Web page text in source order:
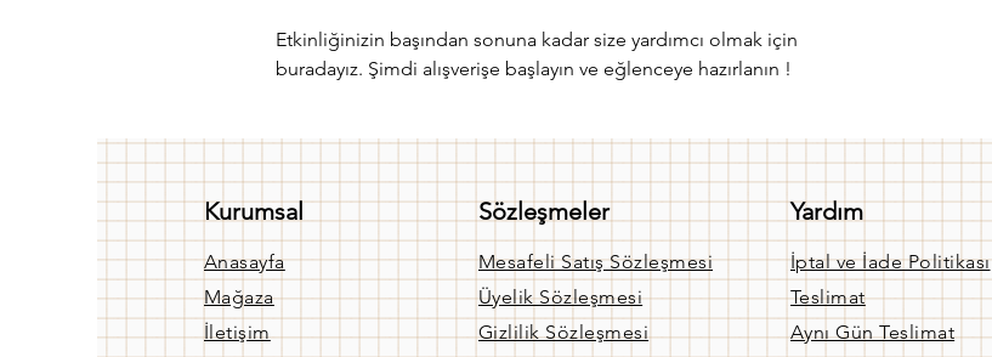
Etkinliğinizin başından sonuna kadar size yardımcı olmak için
buradayız. Şimdi alışverişe başlayın ve eğlenceye hazırlanın !
Kurumsal Sözleşmeler Yardım
Anasayfa
Mağaza
İletişim
İptal ve İade Politikası
Teslimat
Aynı Gün Teslimat
Mesafeli Satış Sözleşmesi
Üyelik Sözleşmesi
Gizlilik Sözleşmesi